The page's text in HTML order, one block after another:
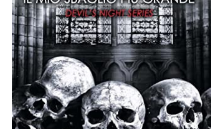
angelo puro, Elemiah. Ma, a differenza di cosa pensano,
l'angelo non ha intenzione di fare una strage, piuttosto è lì
per avvertili che Mikael non è più "l'angelo puro" che
credono e che potrebbe aver ucciso altri mezzi angeli, tipo
Rafael. A quelle parole, Haniel seguito da altri ibridi, si reca
nell'appartamento, senza risultati. Infine cercano nella
chiesetta. Lì trovano Rafael alle prese con gli angeli puri,
ma questa volta ...